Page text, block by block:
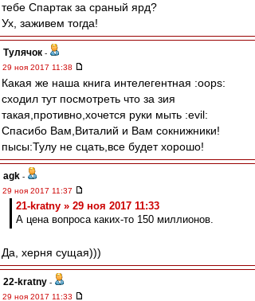
тебе Спартак за сраный ярд?
Ух, заживем тогда!
Тулячок -
29 ноя 2017 11:38
Какая же наша книга интелегентная :oops:
сходил тут посмотреть что за зия
такая,противно,хочется руки мыть :evil:
Спасибо Вам,Виталий и Вам сокнижники!
пысы:Тулу не сцать,все будет хорошо!
agk -
29 ноя 2017 11:37
21-kratny » 29 ноя 2017 11:33
А цена вопроса каких-то 150 миллионов.
Да, херня сущая)))
22-kratny -
29 ноя 2017 11:33